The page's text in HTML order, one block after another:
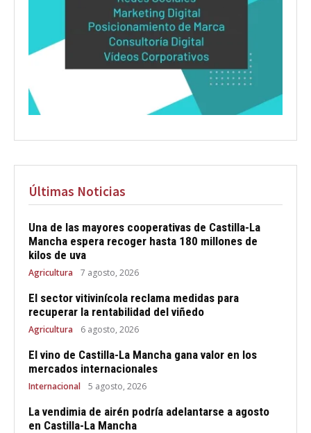
Últimas Noticias
Una de las mayores cooperativas de Castilla-La
Mancha espera recoger hasta 180 millones de
kilos de uva
Agricultura 7 agosto, 2026
El sector vitivinícola reclama medidas para
recuperar la rentabilidad del viñedo
Agricultura 6 agosto, 2026
El vino de Castilla-La Mancha gana valor en los
mercados internacionales
Internacional 5 agosto, 2026
La vendimia de airén podría adelantarse a agosto
en Castilla-La Mancha